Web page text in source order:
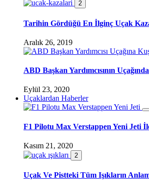
2
Tarihin Gördüğü En İlginç Uçak
Aralık 26, 2019
ABD Başkan Yardımcısının
Eylül 23, 2020
Uçaklardan Haberler
F1 Pilotu Max Verstappen Yeni Jeti
Kasım 21, 2020
2
Uçak Ve Pistteki Tüm Işıkların